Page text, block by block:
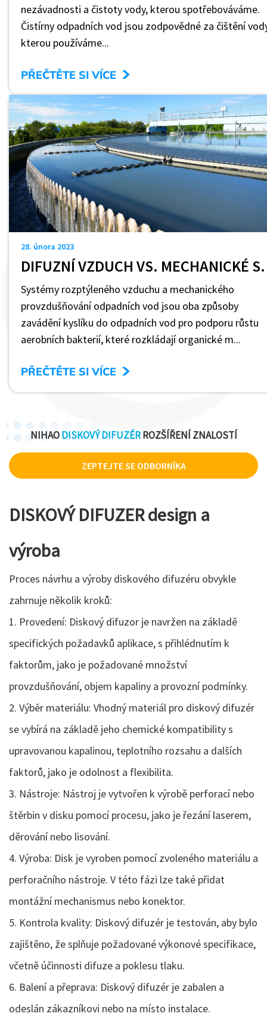
nezávadnosti a čistoty vody, kterou spotřebováváme.
Čistírny odpadních vod jsou zodpovědné za čištění
kterou používáme...
PŘEČTĚTE SI VÍCE >
28. února 2023
DIFUZNÍ
Systémy rozptýleného vzduchu a mechanického
provzdušňování odpadních vod jsou oba způsoby
zavádění kyslíku do odpadních vod pro podporu růstu
aerobních bakterií, které rozkládají organické m...
PŘEČTĚTE SI VÍCE >
NIHAODISKOVÝ DIFUZÉRROZŠÍŘENÍ ZNALOSTÍ
ZEPTEJTE SE ODBORNÍKA
DISKOVÝ DIFUZER design a
výroba
Proces návrhu a výroby diskového difuzéru obvykle
zahrnuje několik kroků:
1. Provedení: Diskový difuzor je navržen na základě
specifických požadavků aplikace, s přihlédnutím k
faktorům, jako je požadované množství
provzdušňování, objem kapaliny a provozní podmínky.
2. Výběr materiálu: Vhodný materiál pro diskový difuzér
se vybírá na základě jeho chemické kompatibility s
upravovanou kapalinou, teplotního rozsahu a dalších
faktorů, jako je odolnost a flexibilita.
3. Nástroje: Nástroj je vytvořen k výrobě perforací nebo
štěrbin v disku pomocí procesu, jako je řezání laserem,
děrování nebo lisování.
4. Výroba: Disk je vyroben pomocí zvoleného materiálu a
perforačního nástroje. V této fázi lze také přidat
montážní mechanismus nebo konektor.
5. Kontrola kvality: Diskový difuzér je testován, aby bylo
zajištěno, že splňuje požadované výkonové specifikace,
včetně účinnosti difuze a poklesu tlaku.
6. Balení a přeprava: Diskový difuzér je zabalen a
odeslán zákazníkovi nebo na místo instalace.